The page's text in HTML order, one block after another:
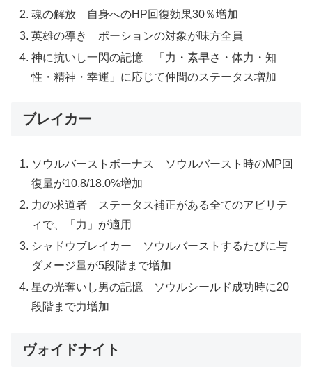
魂の解放 自身へのHP回復効果30％増加
英雄の導き ポーションの対象が味方全員
神に抗いし一閃の記憶 「力・素早さ・体力・知
性・精神・幸運」に応じて仲間のステータス増加
ブレイカー
ソウルバーストボーナス ソウルバースト時のMP回
復量が10.8/18.0%増加
力の求道者 ステータス補正がある全てのアビリテ
ィで、「力」が適用
シャドウブレイカー ソウルバーストするたびに与
ダメージ量が5段階まで増加
星の光奪いし男の記憶 ソウルシールド成功時に20
段階まで力増加
ヴォイドナイト